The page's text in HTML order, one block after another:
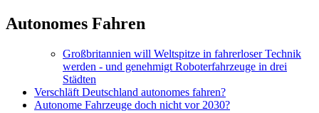
Autonomes Fahren
Großbritannien will Weltspitze in fahrerloser Technik
werden - und genehmigt Roboterfahrzeuge in drei
Städten
Verschläft Deutschland autonomes fahren?
Autonome Fahrzeuge doch nicht vor 2030?